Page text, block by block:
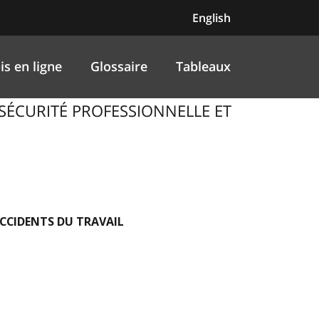
English
en ligne Glossaire Tableaux
PROFESSIONNELLE ET
DU TRAVAIL